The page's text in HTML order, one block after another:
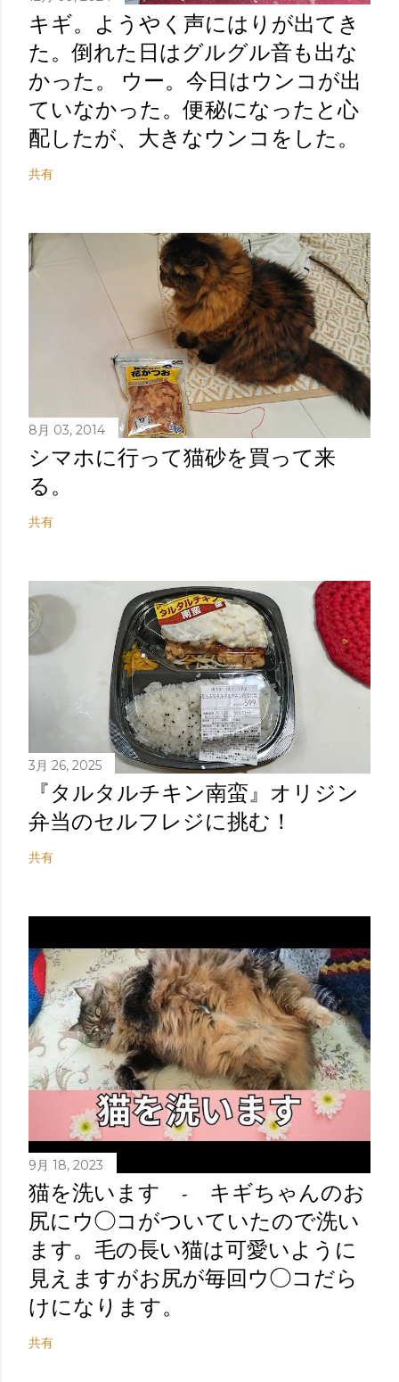
キギ。ようやく声にはりが出てき
た。倒れた日はグルグル音も出な
かった。 ウー。今日はウンコが出
ていなかった。便秘になったと心
配したが、大きなウンコをした。
共有
8月 03, 2014
シマホに行って猫砂を買って来
る。
共有
3月 26, 2025
『タルタルチキン南蛮』オリジン
弁当のセルフレジに挑む！
共有
9月 18, 2023
猫を洗います - キギちゃんのお
尻にウ◯コがついていたので洗い
ます。毛の長い猫は可愛いように
見えますがお尻が毎回ウ◯コだら
けになります。
共有